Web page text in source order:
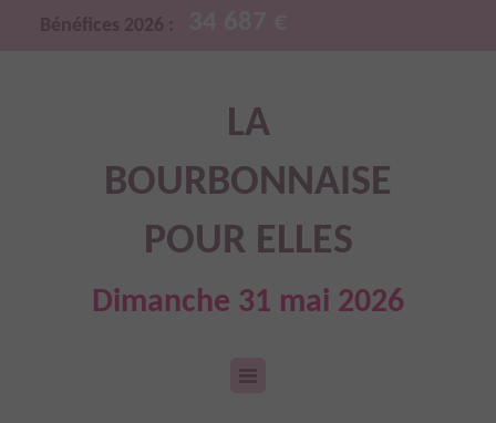
Bénéfices 2026 :
LA
BOURBONNAISE
POUR ELLES
Dimanche 31 mai 2026